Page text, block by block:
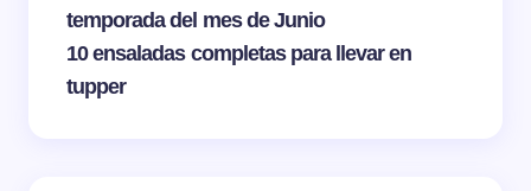
temporada del mes de Junio
10 ensaladas completas para llevar en
tupper